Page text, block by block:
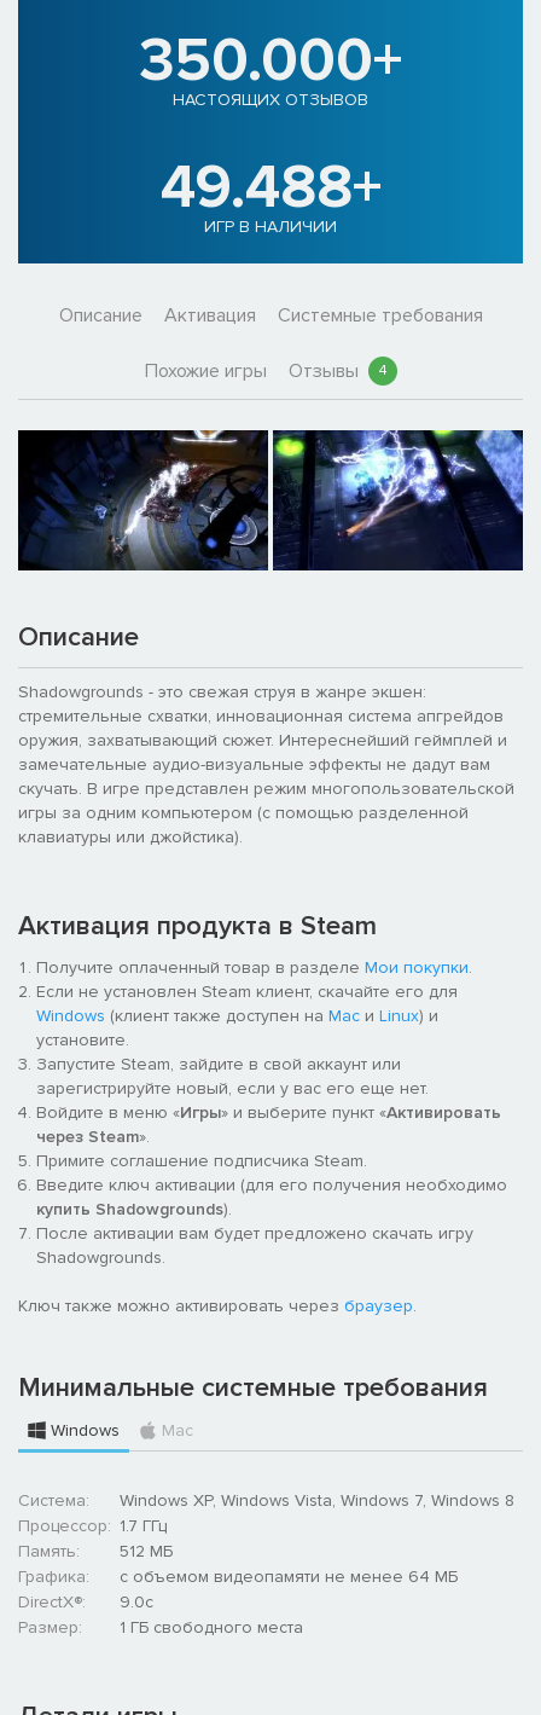
350.000+
НАСТОЯЩИХ ОТЗЫВОВ
49.488+
ИГР В НАЛИЧИИ
Описание Активация Системные требования
Похожие игры Отзывы 4
Описание
Shadowgrounds - это свежая струя в жанре экшен:
стремительные схватки, инновационная система апгрейдов
оружия, захватывающий сюжет. Интереснейший геймплей и
замечательные аудио-визуальные эффекты не дадут вам
скучать. В игре представлен режим многопользовательской
игры за одним компьютером (с помощью разделенной
клавиатуры или джойстика).
Активация продукта в Steam
Получите оплаченный товар в разделе Мои покупки.
Если не установлен Steam клиент, скачайте его для
Windows (клиент также доступен на Mac и Linux) и
установите.
Запустите Steam, зайдите в свой аккаунт или
зарегистрируйте новый, если у вас его еще нет.
Войдите в меню «Игры» и выберите пункт «Активировать
через Steam».
Примите соглашение подписчика Steam.
Введите ключ активации (для его получения необходимо
купить Shadowgrounds).
После активации вам будет предложено скачать игру
Shadowgrounds.
Ключ также можно активировать через браузер.
Минимальные системные требования
Windows Mac
Система:
Windows XP, Windows Vista, Windows 7, Windows 8
Процессор: 1.7 ГГц
Память:
512 МБ
Графика:
с объемом видеопамяти не менее 64 МБ
DirectX®:
9.0c
Размер:
1 ГБ свободного места